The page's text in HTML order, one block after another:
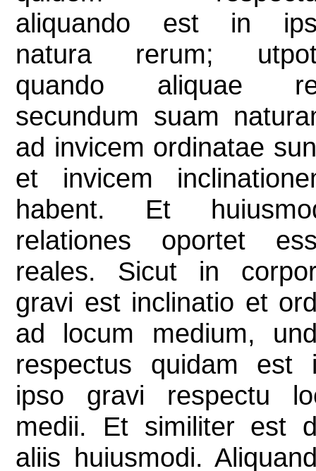
aliquando est in
natura rerum;
quando aliquae
secundum suam
ad invicem ordinatae
et invicem
habent. Et
relationes oportet
reales. Sicut in
gravi est inclinatio et
ad locum medium,
respectus quidam est
ipso gravi respectu
medii. Et similiter est
aliis huiusmodi.